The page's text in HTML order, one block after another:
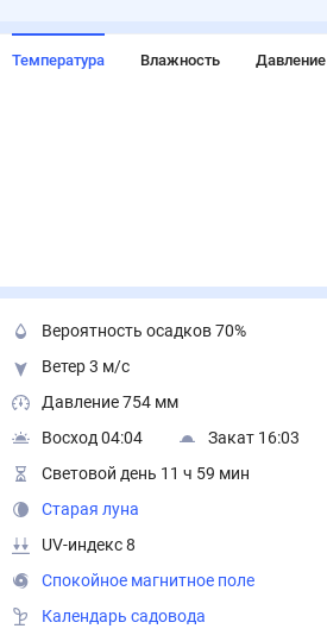
Температура Влажность Давление
Вероятность осадков 70%
Ветер 3 м/с
Давление 754 мм
Восход 04:04
Закат 16:03
Световой день 11 ч 59 мин
Старая луна
UV-индекс 8
Спокойное магнитное поле
Календарь садовода